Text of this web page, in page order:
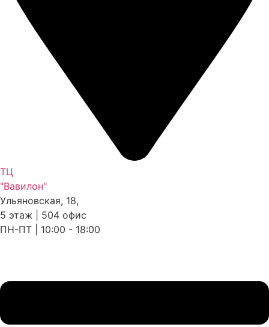
ТЦ
"Вавилон"
Ульяновская, 18,
5 этаж | 504 офис
ПН-ПТ | 10:00 - 18:00